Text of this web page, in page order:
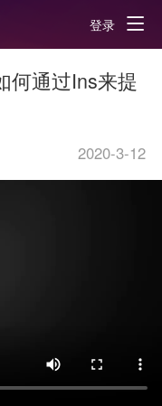
登录
何通过Ins来提
2020-3-12